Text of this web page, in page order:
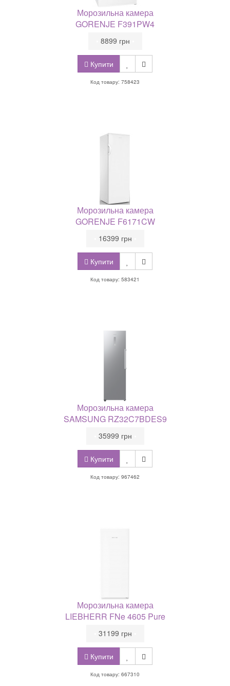
Морозильна камера
GORENJE F391PW4
Купити
8899 грн
Код товару: 758423
Морозильна камера
GORENJE F6171CW
Купити
16399 грн
Код товару: 583421
Морозильна камера
SAMSUNG RZ32C7BDES9
Купити
35999 грн
Код товару: 967462
Морозильна камера
LIEBHERR FNe 4605 Pure
Купити
31199 грн
Код товару: 667310